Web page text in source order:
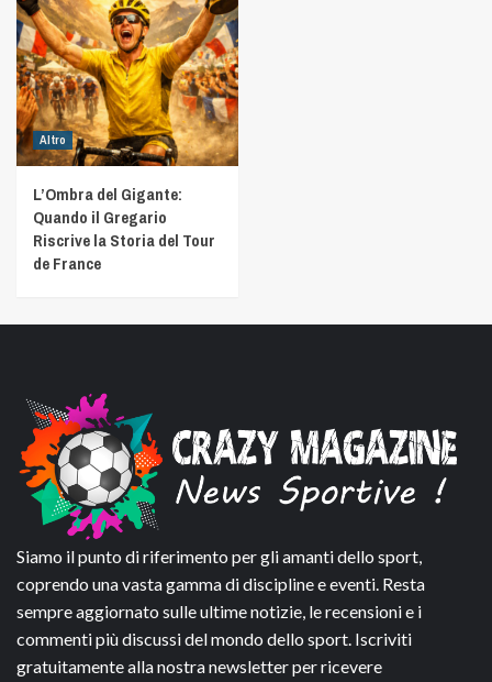
Altro
L’Ombra del Gigante:
Quando il Gregario
Riscrive la Storia del Tour
de France
Siamo il punto di riferimento per gli amanti dello sport,
coprendo una vasta gamma di discipline e eventi. Resta
sempre aggiornato sulle ultime notizie, le recensioni e i
commenti più discussi del mondo dello sport. Iscriviti
gratuitamente alla nostra newsletter per ricevere